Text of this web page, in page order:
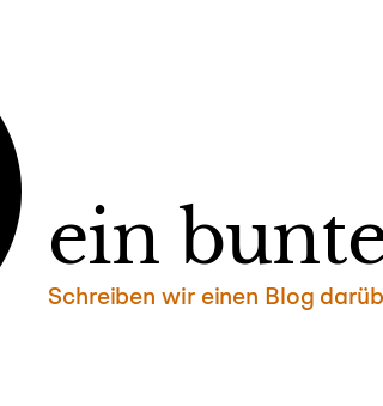
ein
Schreiben wir einen Blog